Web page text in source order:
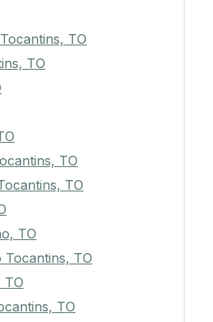
TO
TO
TO
TO
TO
TO
TO
TO